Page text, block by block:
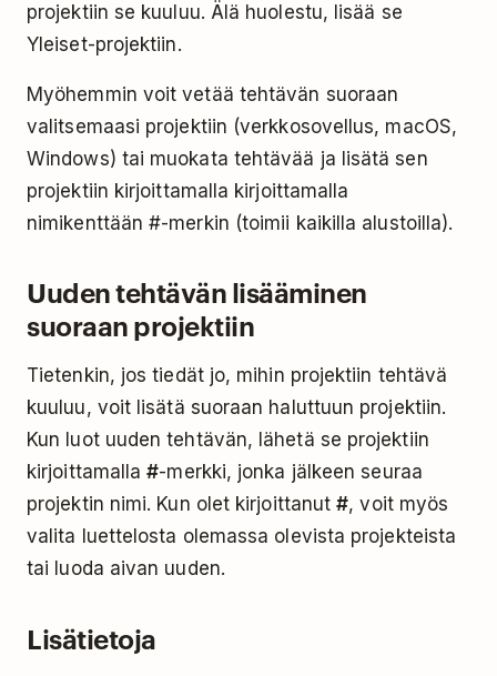
projektiin se kuuluu. Älä huolestu, lisää se
Yleiset-projektiin.
Myöhemmin voit vetää tehtävän suoraan
valitsemaasi projektiin (verkkosovellus, macOS,
Windows) tai muokata tehtävää ja lisätä sen
projektiin kirjoittamalla kirjoittamalla
nimikenttään #-merkin (toimii kaikilla alustoilla).
Uuden tehtävän lisääminen
suoraan projektiin
Tietenkin, jos tiedät jo, mihin projektiin tehtävä
kuuluu, voit lisätä suoraan haluttuun projektiin.
Kun luot uuden tehtävän, lähetä se projektiin
kirjoittamalla#-merkki, jonka jälkeen seuraa
projektin nimi. Kun olet kirjoittanut#, voit myös
valita luettelosta olemassa olevista projekteista
tai luoda aivan uuden.
Lisätietoja